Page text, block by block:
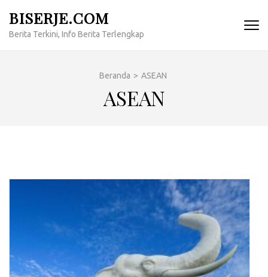
konten
BISERJE.COM
Berita Terkini, Info Berita Terlengkap
Beranda > ASEAN
ASEAN